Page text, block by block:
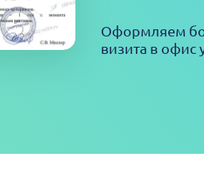
Оформляем
визита в офис